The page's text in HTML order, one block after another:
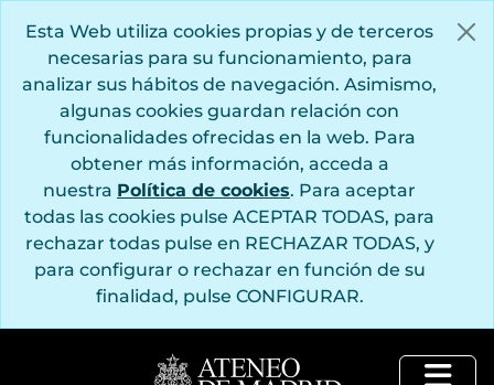
Esta Web utiliza cookies propias y de terceros
necesarias para su funcionamiento, para
analizar sus hábitos de navegación. Asimismo,
algunas cookies guardan relación con
funcionalidades ofrecidas en la web. Para
obtener más información, acceda a
nuestra Política de cookies. Para aceptar
todas las cookies pulse ACEPTAR TODAS, para
rechazar todas pulse en RECHAZAR TODAS, y
para configurar o rechazar en función de su
finalidad, pulse CONFIGURAR.